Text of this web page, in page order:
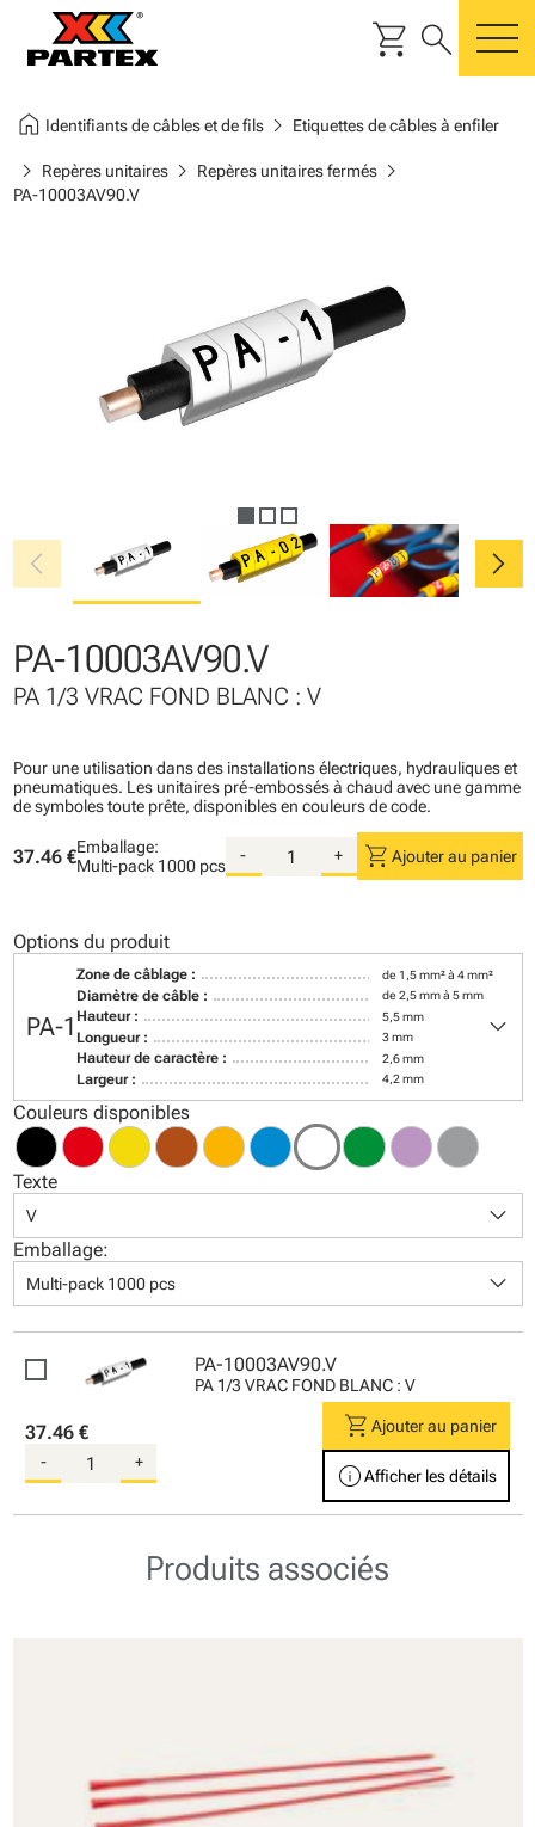
shopping_cart search
home Identifiants de câbles et de filschevron_right Etiquettes de câbles à enfiler
chevron_right Repères unitaireschevron_right Repères unitaires ferméschevron_right
PA-10003AV90.V
chevron_left chevron_right
PA-10003AV90.V
PA 1/3 VRAC FOND BLANC : V
Pour une utilisation dans des installations électriques, hydrauliques et
pneumatiques. Les unitaires pré-embossés à chaud avec une gamme
de symboles toute prête, disponibles en couleurs de code.
37.46 €Emballage:
Multi-pack 1000 pcs
- + shopping_cart Ajouter au panier
Options du produit
PA-1
Zone de câblage : de 1,5 mm² à 4 mm²
Diamètre de câble : de 2,5 mm à 5 mm
Hauteur : 5,5 mm
Longueur : 3 mm
Hauteur de caractère : 2,6 mm
Largeur : 4,2 mm
keyboard_arrow_down
Couleurs disponibles
Texte
V keyboard_arrow_down
Emballage:
Multi-pack 1000 pcs keyboard_arrow_down
PA-10003AV90.V
PA 1/3 VRAC FOND BLANC : V
37.46 €
- +
shopping_cart Ajouter au panier
infoAfficher les détails
Produits associés